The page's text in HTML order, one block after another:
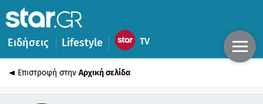
Ειδήσεις Lifestyle
Επιστροφή στην Αρχική σελίδα